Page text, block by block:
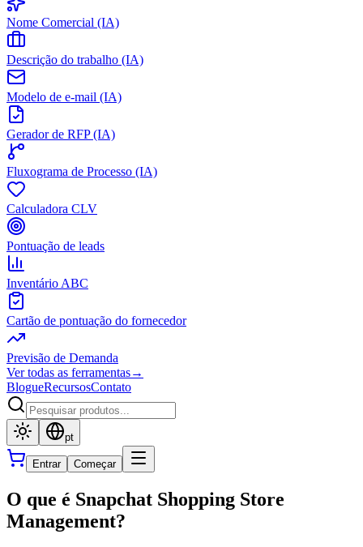
Nome Comercial (IA)
Descrição do trabalho (IA)
Modelo de e-mail (IA)
Gerador de RFP (IA)
Fluxograma de Processo (IA)
Calculadora CLV
Pontuação de leads
Inventário ABC
Cartão de pontuação do fornecedor
Previsão de Demanda
Ver todas as ferramentas→
BlogueRecursosContato
pt
Entrar Começar
O que é Snapchat Shopping Store
Management?